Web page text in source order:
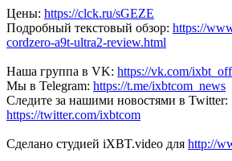
Цены: https://clck.ru/sGEZE
Подробный текстовый обзор: https://
cordzero-a9t-ultra2-review.html
Наша группа в VK: https://vk.com/
Мы в Telegram: https://t.me/ixbtcom_news
Следите за нашими новостями в Twitter:
https://twitter.com/ixbtcom
Сделано студией iXBT.video для http://